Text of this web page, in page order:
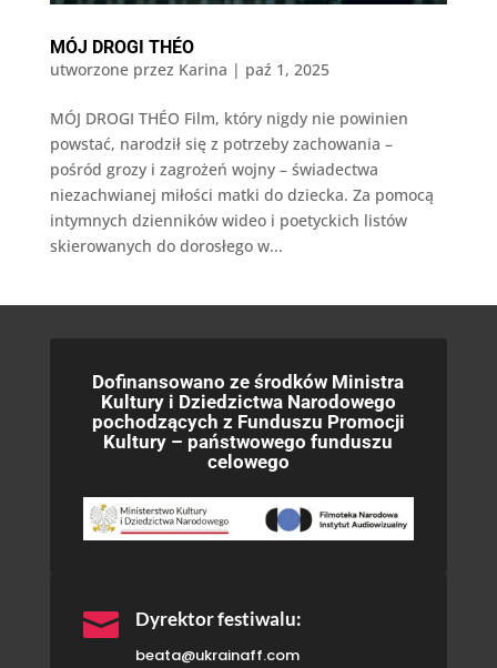
MÓJ DROGI THÉO
utworzone przez Karina | paź 1, 2025
MÓJ DROGI THÉO Film, który nigdy nie powinien
powstać, narodził się z potrzeby zachowania –
pośród grozy i zagrożeń wojny – świadectwa
niezachwianej miłości matki do dziecka. Za pomocą
intymnych dzienników wideo i poetyckich listów
skierowanych do dorosłego w...
Dofinansowano ze środków Ministra
Kultury i Dziedzictwa Narodowego
pochodzących z Funduszu Promocji
Kultury – państwowego funduszu
celowego
 Dyrektor festiwalu:
beata@ukrainaff.com